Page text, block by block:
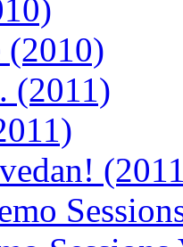
(2011)